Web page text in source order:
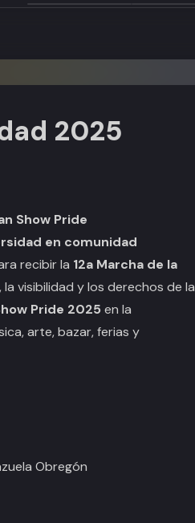
2025
Show Pride
en comunidad
recibir la 12a Marcha de la
visibilidad y los derechos de la
Pride 2025en la
arte, bazar, ferias y
Obregón